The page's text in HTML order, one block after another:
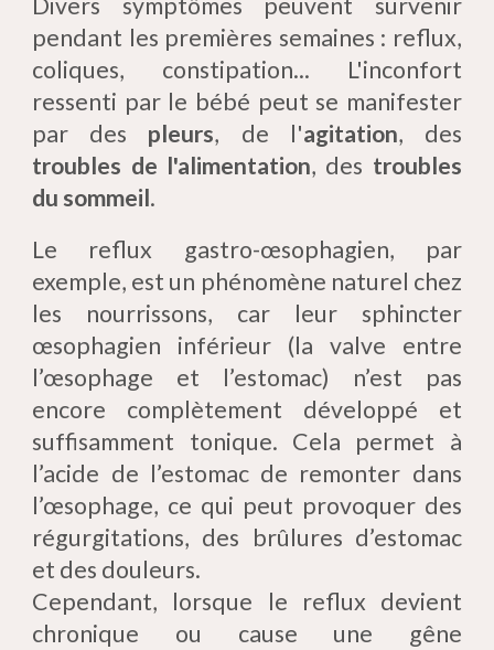
pendant les premières semaines : reflux,
coliques, constipation... L'inconfort
ressenti par le bébé peut se manifester
par des pleurs, de l'agitation, des
troubles de l'alimentation, des troubles
du sommeil.
Le reflux gastro-œsophagien, par
exemple, est un phénomène naturel chez
les nourrissons, car leur sphincter
œsophagien inférieur (la valve entre
l’œsophage et l’estomac) n’est pas
encore complètement développé et
suffisamment tonique. Cela permet à
l’acide de l’estomac de remonter dans
l’œsophage, ce qui peut provoquer des
régurgitations, des brûlures d’estomac
et des douleurs.
Cependant, lorsque le reflux devient
chronique ou cause une gêne